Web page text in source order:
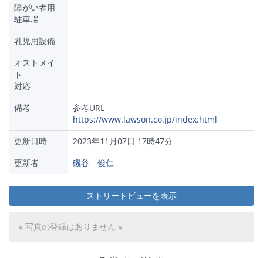
障がい者用
駐車場
乳児用設備
オストメイ
ト
対応
備考
参考URL
https://www.lawson.co.jp/index.html
更新日時
2023年11月07日 17時47分
更新者
磯谷 俊仁
ストリートビューを表示
※ 写真の登録はありません ※